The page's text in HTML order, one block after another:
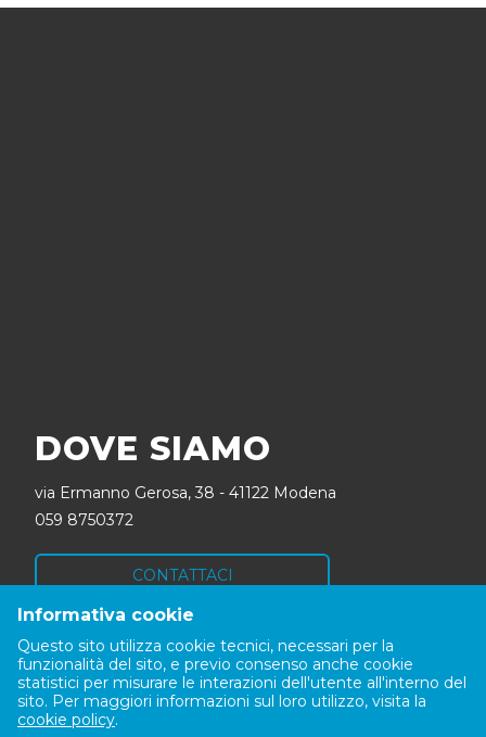
DOVE SIAMO
via Ermanno Gerosa, 38 - 41122 Modena
059 8750372
CONTATTACI
SEGUICI
Informativa cookie
Questo sito utilizza cookie tecnici, necessari per la
funzionalità del sito, e previo consenso anche cookie
statistici per misurare le interazioni dell'utente all'interno del
sito. Per maggiori informazioni sul loro utilizzo, visita la
cookie policy.